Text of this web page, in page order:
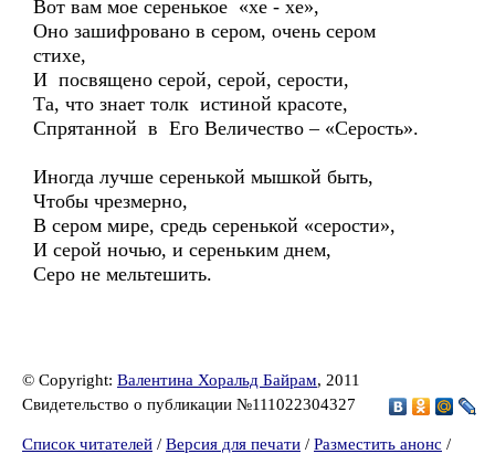
Вот вам мое серенькое «хе - хе»,
Оно зашифровано в сером, очень сером
стихе,
И посвящено серой, серой, серости,
Та, что знает толк истиной красоте,
Спрятанной в Его Величество – «Серость».
Иногда лучше серенькой мышкой быть,
Чтобы чрезмерно,
В сером мире, средь серенькой «серости»,
И серой ночью, и сереньким днем,
Серо не мельтешить.
© Copyright: Валентина Хоральд Байрам, 2011
Свидетельство о публикации №111022304327
Список читателей / Версия для печати / Разместить анонс /